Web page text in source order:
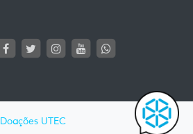
Doações UTEC